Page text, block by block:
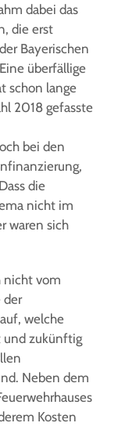
dabei das
die erst
Bayerischen
überfällige
schon lange
2018 gefasste
bei den
die
nicht im
waren sich
nicht vom
der
welche
und zukünftig
Neben dem
Kosten